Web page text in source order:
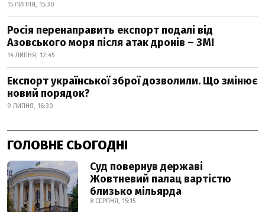
15 ЛИПНЯ, 15:30
Росія перенаправить експорт подалі від
Азовського моря після атак дронів – ЗМІ
14 ЛИПНЯ, 12:45
Експорт української зброї дозволили. Що змінює
новий порядок?
9 ЛИПНЯ, 16:30
ГОЛОВНЕ СЬОГОДНІ
Суд повернув державі
Жовтневий палац вартістю
близько мільярда
8 СЕРПНЯ, 15:15